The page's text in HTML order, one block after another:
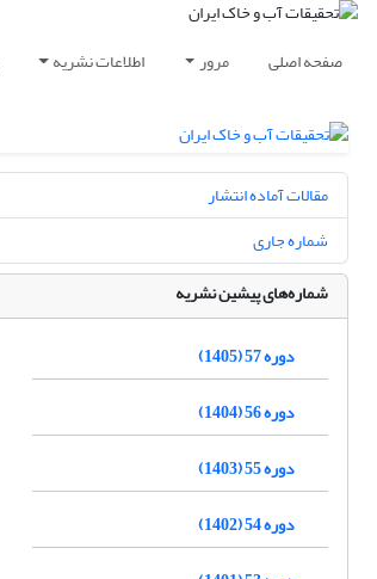
صفحه اصلی مرور اطلاعات نشریه
مقالات آماده انتشار
شماره جاری
شماره‌های پیشین نشریه
دوره 57 (1405)
دوره 56 (1404)
دوره 55 (1403)
دوره 54 (1402)